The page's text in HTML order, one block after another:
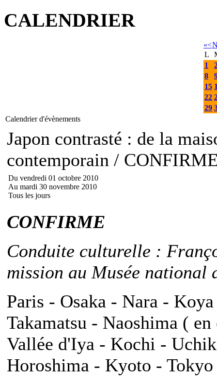
CALENDRIER
«<
L
1
8
15
22
29
Calendrier d'évènements
Japon contrasté : de la
contemporain /
Du vendredi 01 octobre 2010
Au mardi 30 novembre 2010
Tous les jours
CONFIRME
Conduite culturelle :
mission au Musée national
Paris - Osaka - Nara -
Takamatsu - Naoshima (
Vallée d'Iya - Kochi -
Horoshima - Kyoto -